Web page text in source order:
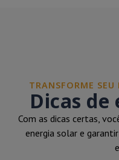
TRANSFORME SEU
Dicas
Com as dicas certas,
energia solar e